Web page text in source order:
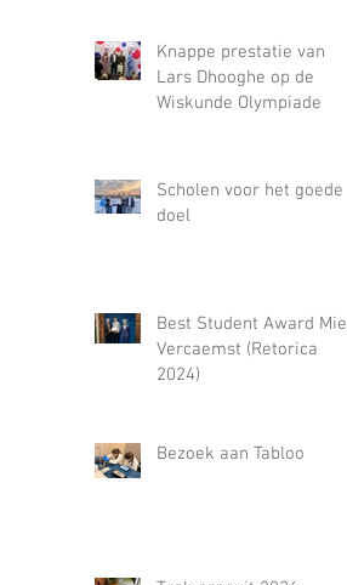
Knappe prestatie van
Lars Dhooghe op de
Wiskunde Olympiade
Scholen voor het goede
doel
Best Student Award Miel
Vercaemst (Retorica
2024)
Bezoek aan Tabloo